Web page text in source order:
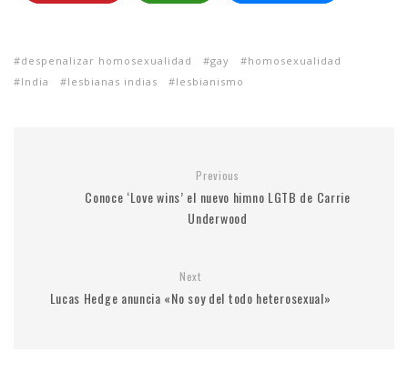
despenalizar homosexualidad gay
homosexualidad
India
lesbianas indias lesbianismo
Previous
Conoce ‘Love wins’ el nuevo himno LGTB de Carrie
Underwood
Next
Lucas Hedge anuncia «No soy del todo heterosexual»